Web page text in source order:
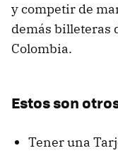
y competir de
demás billeteras
Colombia.
Estos son
Tener una